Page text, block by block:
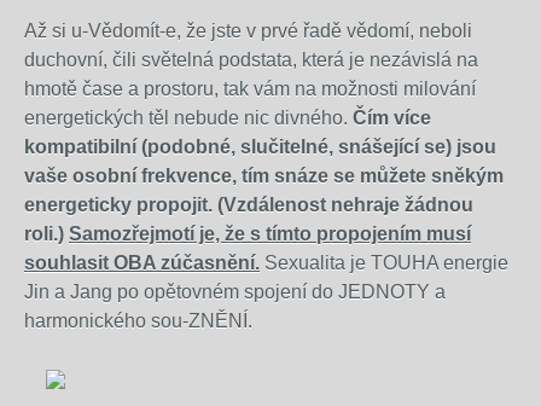
Až si u-Vědomít-e, že jste v prvé řadě vědomí, neboli
duchovní, čili světelná podstata, která je nezávislá na
hmotě čase a prostoru, tak vám na možnosti milování
energetických těl nebude nic divného. Čím více
kompatibilní (podobné, slučitelné, snášející se) jsou
vaše osobní frekvence, tím snáze se můžete sněkým
energeticky propojit. (Vzdálenost nehraje žádnou
roli.) Samozřejmotí je, že s tímto propojením musí
souhlasit OBA zúčasnění. Sexualita je TOUHA energie
Jin a Jang po opětovném spojení do JEDNOTY a
harmonického sou-ZNĚNÍ.